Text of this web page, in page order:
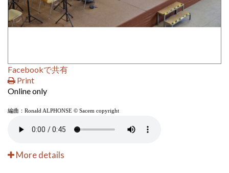
Facebookで共有
Print
Online only
編曲：Ronald ALPHONSE © Sacem copyright
More details